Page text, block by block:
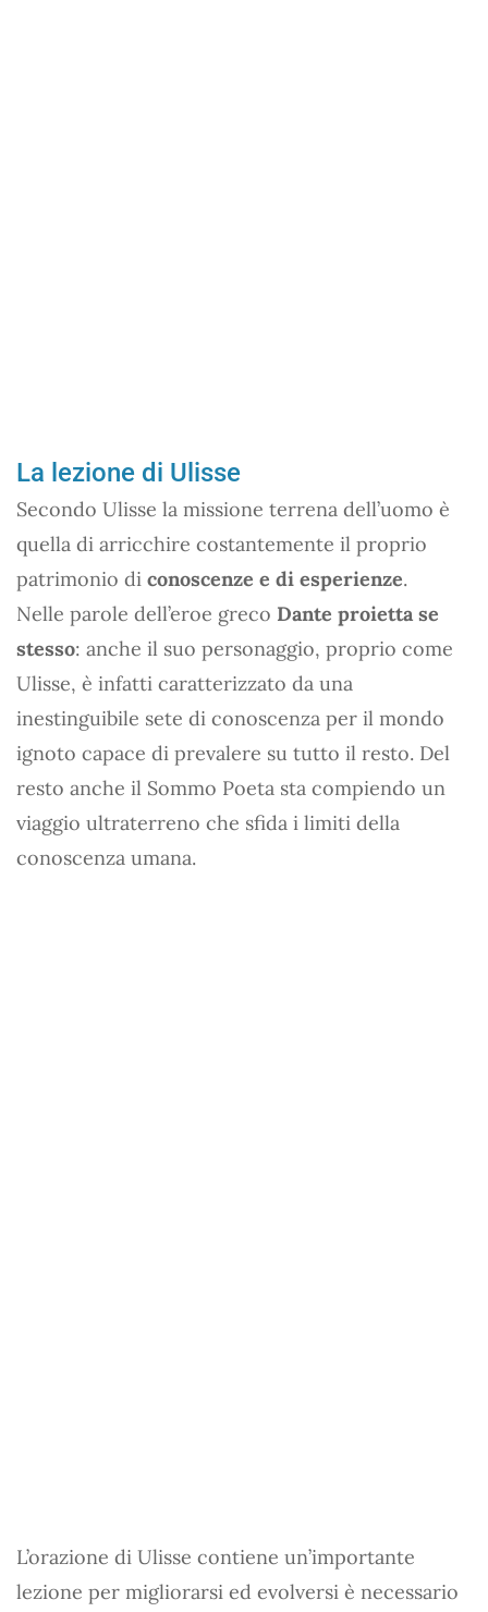
La lezione di Ulisse
Secondo Ulisse la missione terrena dell’uomo è
quella di arricchire costantemente il proprio
patrimonio di conoscenze e di esperienze.
Nelle parole dell’eroe greco Dante proietta se
stesso: anche il suo personaggio, proprio come
Ulisse, è infatti caratterizzato da una
inestinguibile sete di conoscenza per il mondo
ignoto capace di prevalere su tutto il resto. Del
resto anche il Sommo Poeta sta compiendo un
viaggio ultraterreno che sfida i limiti della
conoscenza umana.
L’orazione di Ulisse contiene un’importante
lezione per migliorarsi ed evolversi è necessario